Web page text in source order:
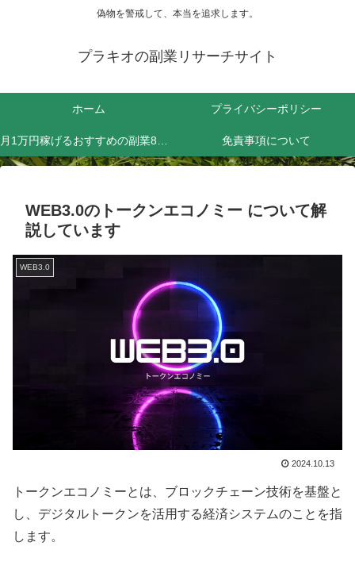
偽物を警戒して、本当を追求します。
プラキオの副業リサーチサイト
ホーム プライバシーポリシー
月1万円稼げるおすすめの副業8選！効率よく稼ぐためにやるべきことは？ 免責事項について
WEB3.0のトークンエコノミー について解
説しています
WEB3.0
2024.10.13
トークンエコノミーとは、ブロックチェーン技術を基盤と
し、デジタルトークンを活用する経済システムのことを指
します。